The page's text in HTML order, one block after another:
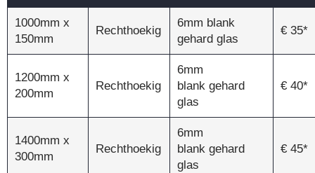
1000mm x
150mm
Rechthoekig
6mm blank
gehard glas
€ 35*
1200mm x
200mm
Rechthoekig
6mm
blank gehard
glas
€ 40*
1400mm x
300mm
Rechthoekig
6mm
blank gehard
glas
€ 45*